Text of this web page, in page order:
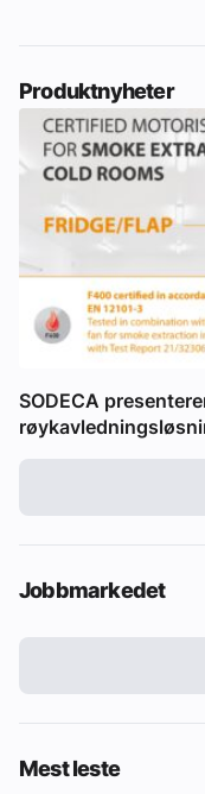
Produktnyheter
SODECA
Jobbmarkedet
Mest leste